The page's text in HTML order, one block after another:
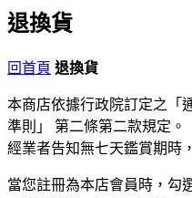
退換貨
回首頁 退換貨
本商店依據行政院訂定之「
準則」 第二條第二款規定。
經業者告知無七天鑑賞期時
當您註冊為本店會員時，勾